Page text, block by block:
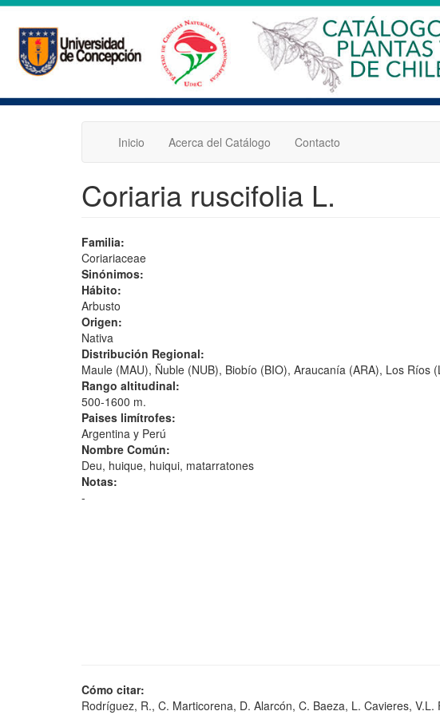
Pasar
contenido
principal
Inicio Acerca del Catálogo Contacto
Coriaria ruscifolia L.
Familia:
Coriariaceae
Sinónimos:
Hábito:
Arbusto
Origen:
Nativa
Distribución Regional:
Maule (MAU), Ñuble (NUB), Biobío (BIO), Araucanía (ARA), Los Ríos
Rango altitudinal:
500-1600 m.
Paises limítrofes:
Argentina y Perú
Nombre Común:
Deu, huique, huiqui, matarratones
Notas:
-
Cómo citar:
Rodríguez, R., C. Marticorena, D. Alarcón, C. Baeza, L. Cavieres,